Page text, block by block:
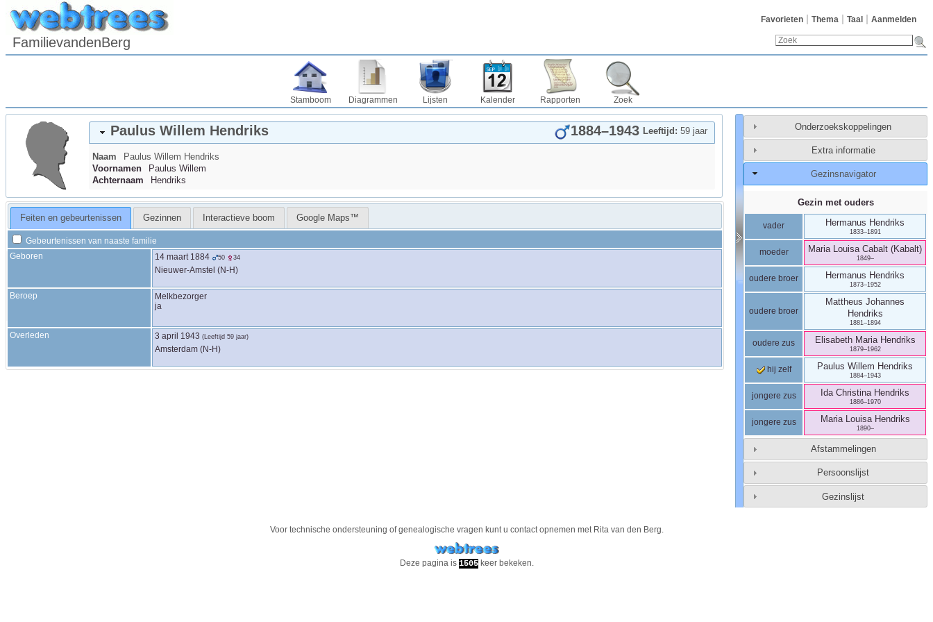
Favorieten Thema Taal Aanmelden
FamilievandenBerg
Stamboom Diagrammen Lijsten Kalender Rapporten Zoek
Paulus Willem Hendriks Leeftijd: 59 jaar
1884–1943
Naam Paulus Willem Hendriks
Voornamen
Paulus Willem
Achternaam
Hendriks
Feiten en gebeurtenissen Gezinnen Interactieve boom Google Maps™
Gebeurtenissen van naaste familie
Geboren
14 maart 1884 50 34
Nieuwer-Amstel (N-H)
Beroep
Melkbezorger
ja
Overleden 3 april 1943 (Leeftijd 59 jaar)
Amsterdam (N-H)
Onderzoekskoppelingen
Extra informatie
Gezinsnavigator
Gezin met ouders
vader Hermanus Hendriks
1833–1891
moeder Maria Louisa Cabalt (Kabalt)
1849–
oudere broer Hermanus Hendriks
1873–1952
oudere broer
Mattheus Johannes
Hendriks
1881 –1894
oudere zus Elisabeth Maria Hendriks
1879–1962
hij zelf Paulus Willem Hendriks
1884–1943
jongere zus Ida Christina Hendriks
1886–1970
jongere zus Maria Louisa Hendriks
1890–
Afstammelingen
Persoonslijst
Gezinslijst
Voor technische ondersteuning of genealogische vragen kunt u contact opnemen met Rita van den Berg.
Deze pagina is 1505keer bekeken.